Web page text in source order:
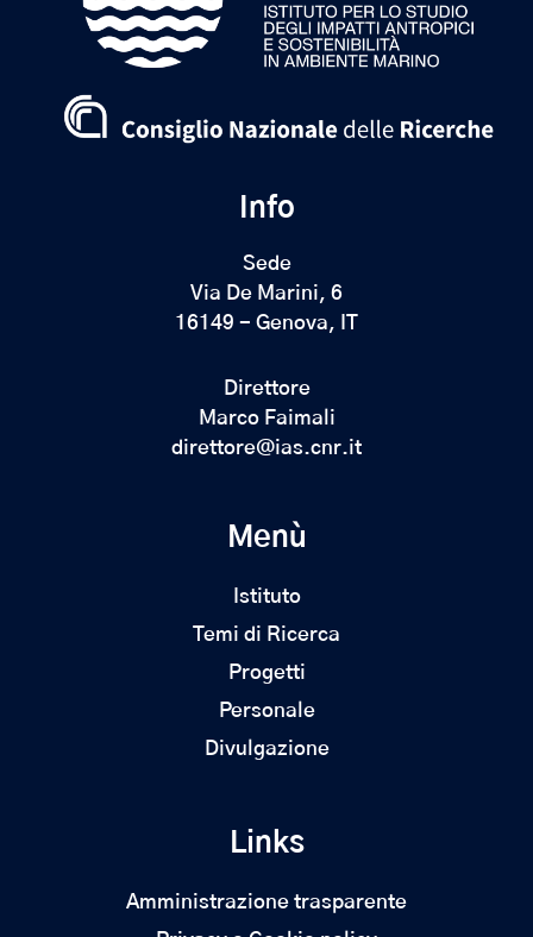
Info
Sede
Via De Marini, 6
16149 - Genova, IT
Direttore
Marco Faimali
direttore@ias.cnr.it
Menù
Istituto
Temi di Ricerca
Progetti
Personale
Divulgazione
Links
Amministrazione trasparente